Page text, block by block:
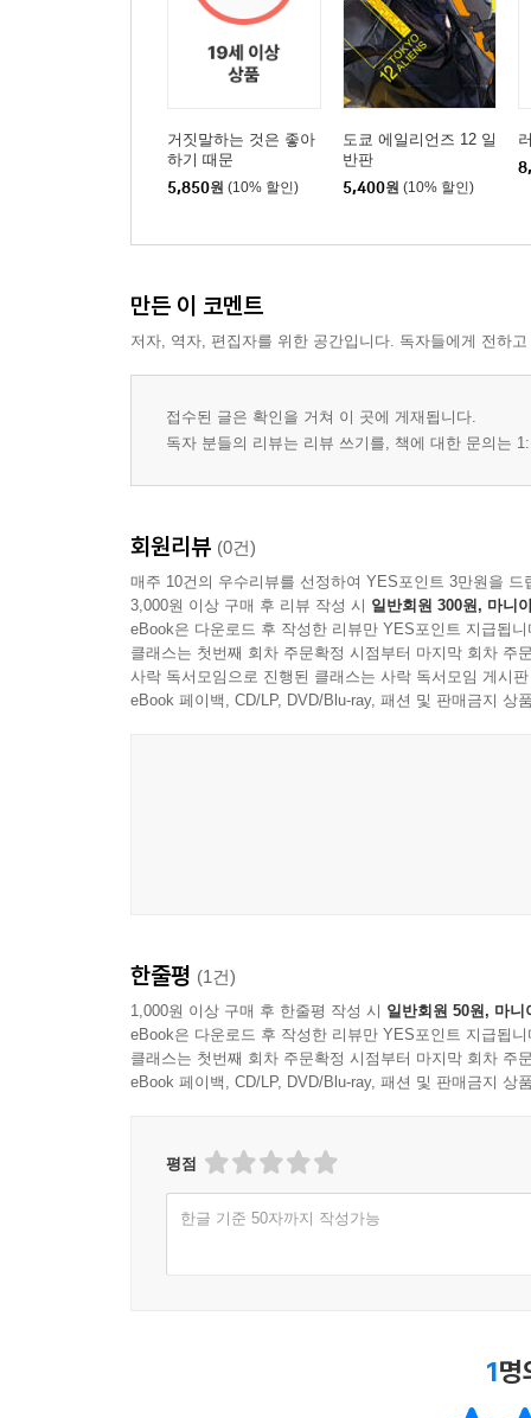
거짓말하는 것은 좋아
하기 때문
5,850원 (10% 할인)
도쿄 에일리언즈 12 일
반판
5,400원 (10% 할인)
만든 이 코멘트
저자, 역자, 편집자를 위한 공간입니다. 독자들에게 전하
접수된 글은 확인을 거쳐 이 곳에 게재됩니다.
독자 분들의 리뷰는 리뷰 쓰기를, 책에 대한 문의는
회원리뷰 (0건)
매주 10건의 우수리뷰를 선정하여 YES포인트 3만원을 드
3,000원 이상 구매 후 리뷰 작성 시 일반회원 300원, 마니
eBook은 다운로드 후 작성한 리뷰만 YES포인트 지급됩니
클래스는 첫번째 회차 주문확정 시점부터 마지막 회차 주
사락 독서모임으로 진행된 클래스는 사락 독서모임 게시
eBook 페이백, CD/LP, DVD/Blu-ray, 패션 및 판매금지 상
한줄평 (1건)
1,000원 이상 구매 후 한줄평 작성 시 일반회원 50원, 마니
eBook은 다운로드 후 작성한 리뷰만 YES포인트 지급됩니
클래스는 첫번째 회차 주문확정 시점부터 마지막 회차 주
eBook 페이백, CD/LP, DVD/Blu-ray, 패션 및 판매금지 상
평점
한글 기준 50자까지 작성가능
1명